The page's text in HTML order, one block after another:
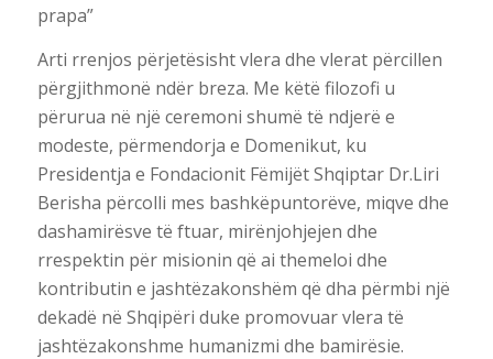
prapa”
Arti rrenjos përjetësisht vlera dhe vlerat përcillen
përgjithmonë ndër breza. Me këtë filozofi u
përurua në një ceremoni shumë të ndjerë e
modeste, përmendorja e Domenikut, ku
Presidentja e Fondacionit Fëmijët Shqiptar Dr.Liri
Berisha përcolli mes bashkëpuntorëve, miqve dhe
dashamirësve të ftuar, mirënjohjejen dhe
rrespektin për misionin që ai themeloi dhe
kontributin e jashtëzakonshëm që dha përmbi një
dekadë në Shqipëri duke promovuar vlera të
jashtëzakonshme humanizmi dhe bamirësie.